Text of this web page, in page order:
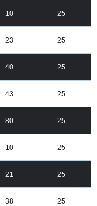
10 25
23 25
40 25
43 25
80 25
10 25
21 25
38 25